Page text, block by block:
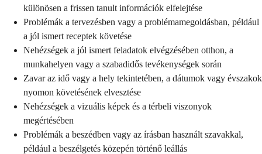
különösen a frissen tanult információk elfelejtése
Problémák a tervezésben vagy a problémamegoldásban, például
a jól ismert receptek követése
Nehézségek a jól ismert feladatok elvégzésében otthon, a
munkahelyen vagy a szabadidős tevékenységek során
Zavar az idő vagy a hely tekintetében, a dátumok vagy évszakok
nyomon követésének elvesztése
Nehézségek a vizuális képek és a térbeli viszonyok
megértésében
Problémák a beszédben vagy az írásban használt szavakkal,
például a beszélgetés közepén történő leállás